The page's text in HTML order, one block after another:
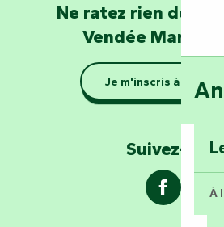
À
Ne ratez rien de
Vendée Marais
Je m'inscris à la
Suivez-